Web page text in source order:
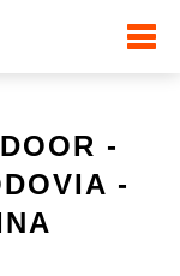
-
-